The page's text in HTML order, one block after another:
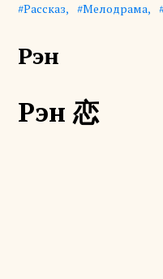
Рассказ Мелодрама
Рэн
Рэн 恋